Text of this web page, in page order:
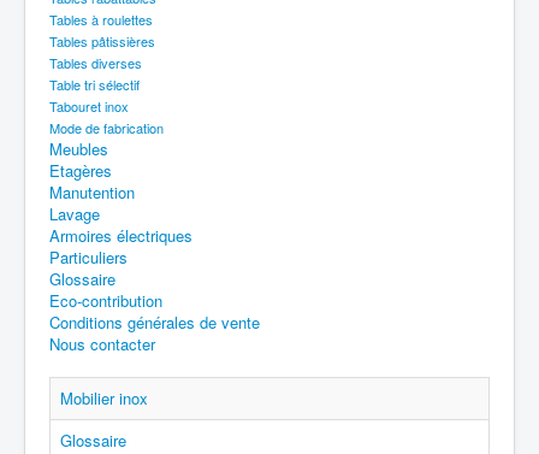
Tables à roulettes
Tables pâtissières
Tables diverses
Table tri sélectif
Tabouret inox
Mode de fabrication
Meubles
Etagères
Manutention
Lavage
Armoires électriques
Particuliers
Glossaire
Eco-contribution
Conditions générales de vente
Nous contacter
Mobilier inox
Glossaire